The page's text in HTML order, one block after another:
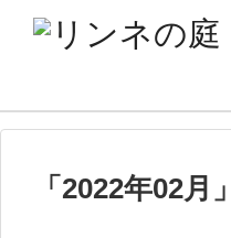
「 2022年02月 」